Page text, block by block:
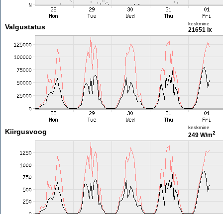
Valgustatus keskmine
21651 lx
Kiirgusvoog
keskmine
249 W/m2